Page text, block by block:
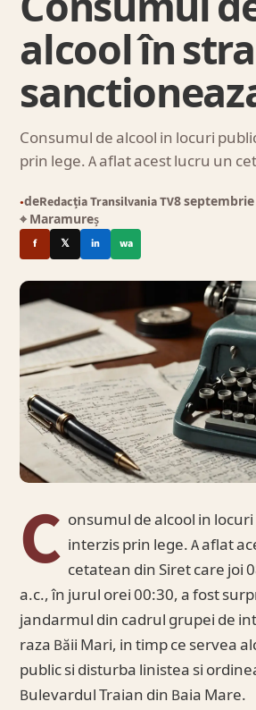
alcool în
Consumul de alcool in locuri
prin lege. A aflat acest lucru un
●deRedacția Transilvania TV8 septembrie
⌖ Maramureș
f 𝕏 in wa
C onsumul de alcool in
interzis prin lege. A aflat
cetatean din Siret care joi
a.c., în jurul orei 00:30, a fost
jandarmul din cadrul grupei de
raza Băii Mari, in timp ce servea
public si disturba linistea si
Bulevardul Traian din Baia Mare.